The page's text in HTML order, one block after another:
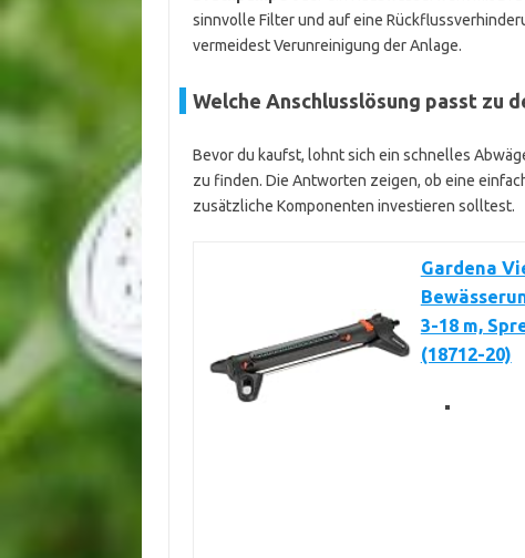
sinnvolle Filter und auf eine
vermeidest Verunreinigung der Anlage.
Welche Anschlusslösung passt zu
Bevor du kaufst, lohnt sich ein schnelles
zu finden. Die Antworten zeigen, ob eine
zusätzliche Komponenten investieren solltest.
Gardena
3-18 m,
(18712-20)